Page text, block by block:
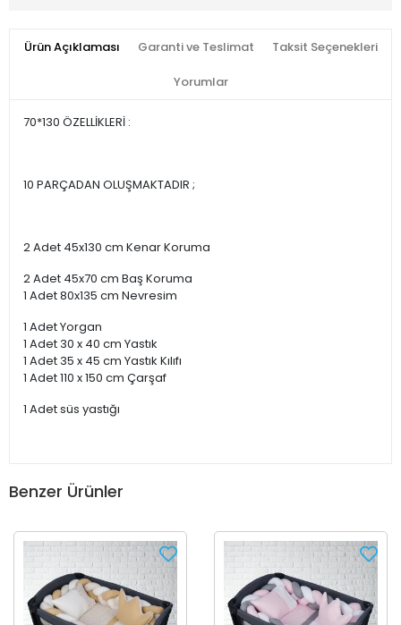
Ürün Açıklaması Garanti ve Teslimat Taksit Seçenekleri
Yorumlar
70*130 ÖZELLİKLERİ :
10 PARÇADAN OLUŞMAKTADIR ;
2 Adet 45x130 cm Kenar Koruma
2 Adet 45x70 cm Baş Koruma
1 Adet 80x135 cm Nevresim
1 Adet Yorgan
1 Adet 30 x 40 cm Yastık
1 Adet 35 x 45 cm Yastık Kılıfı
1 Adet 110 x 150 cm Çarşaf
1 Adet süs yastığı
Benzer Ürünler